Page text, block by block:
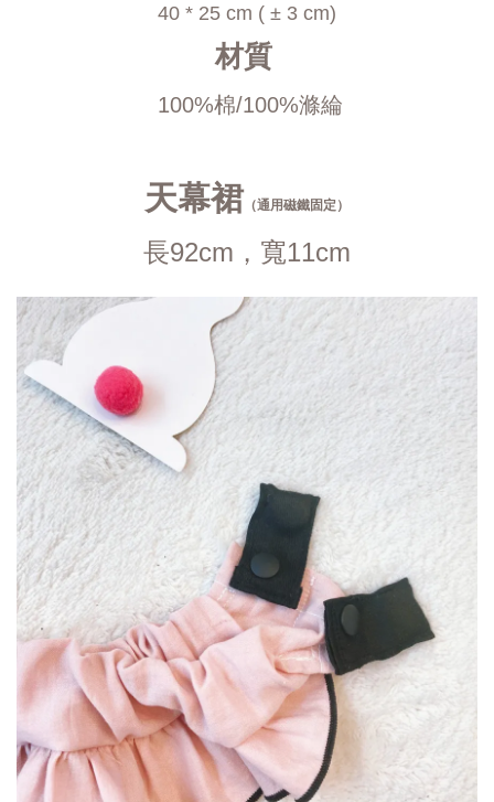
40 * 25 cm ( ± 3 cm)
材質
100%棉/100%滌綸
天幕裙 （通用磁鐵固定）
長92cm，寬11cm